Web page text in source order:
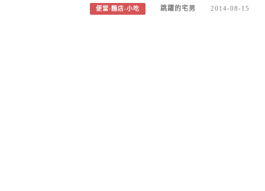
便當-麵店-小吃 跳躍的宅男 2014-08-15